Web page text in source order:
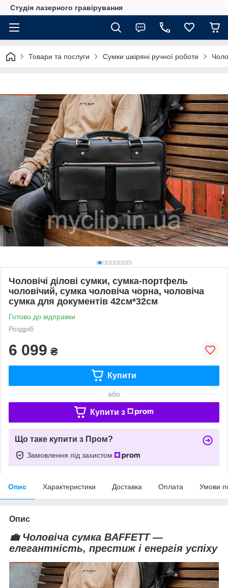
Студія лазерного гравірування
Товари та послуги Сумки шкіряні ручної роботи
Чоловічі ділові сумки, сумка-портфель
чоловічий, сумка чоловіча чорна, чоловіча
сумка для документів 42см*32см
Готово до відправки
Роздріб
6 099 ₴
Купити
або
Купити з
Що таке купити з Пром?
Замовлення під захистом
Опис Характеристики Доставка Оплата Умови
Опис
💼 Чоловіча сумка BAFFETT—
елегантність, престиж і енергія успіху